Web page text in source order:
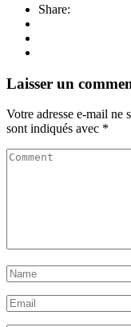
Share:
Laisser un
Votre adresse e-mail ne
sont indiqués avec *